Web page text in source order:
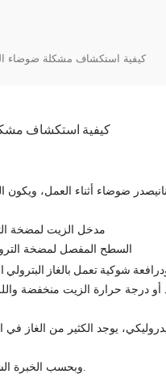
كيفية استكشاف مشكلة ضوضاء
كيفية استكشاف
يصدر ضوضاء أثناء العمل،
1. مدخل الزيت لمضخة
2. السطح المفصل لمضخة
رافعة شوكية تعمل بالغاز البترولي
وبحسب الخبرة الشخصية لسيدنا، يمكننا الرجوع إلى النقاط التالية لحل هذه المشاكل.